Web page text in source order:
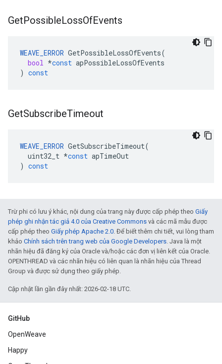
GetPossibleLossOfEvents
WEAVE_ERROR GetPossibleLossOfEvents(
bool *const apPossibleLossOfEvents
) const
GetSubscribeTimeout
WEAVE_ERROR GetSubscribeTimeout(
uint32_t *const apTimeOut
) const
Trừ phi có lưu ý khác, nội dung của trang này được cấp phép theo Giấy
phép ghi nhận tác giả 4.0 của Creative Commons và các mã mẫu được
cấp phép theo Giấy phép Apache 2.0. Để biết thêm chi tiết, vui lòng tham
khảo Chính sách trên trang web của Google Developers. Java là một
nhãn hiệu đã đăng ký của Oracle và/hoặc các đơn vị liên kết của Oracle.
OPENTHREAD và các nhãn hiệu có liên quan là nhãn hiệu của Thread
Group và được sử dụng theo giấy phép.
Cập nhật lần gần đây nhất: 2026-02-18 UTC.
GitHub
OpenWeave
Happy